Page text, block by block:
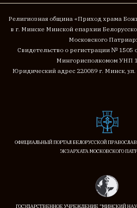
Религиозная община «Приход храма
в г. Минске Минской епархии
Московского
Cвидетельство о регистрации № 1505
Мингорисполкомом УНП
Юридический адрес 220089 г. Минск,
ОФИЦИАЛЬНЫЙ ПОРТАЛ БЕЛОРУССКОЙ
ЭКЗАРХАТА МОСКОВСКОГО
ГОСУДАРСТВЕННОЕ УЧРЕЖДЕНИЕ "МИНСКИЙ